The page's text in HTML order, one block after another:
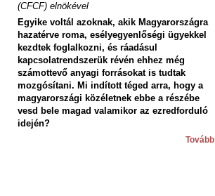
(CFCF) elnökével
Egyike voltál azoknak, akik Magyarországra
hazatérve roma, esélyegyenlőségi ügyekkel
kezdtek foglalkozni, és ráadásul
kapcsolatrendszerük révén ehhez még
számottevő anyagi forrásokat is tudtak
mozgósítani. Mi indított téged arra, hogy a
magyarországi közéletnek ebbe a részébe
vesd bele magad valamikor az ezredforduló
idején?
Tovább